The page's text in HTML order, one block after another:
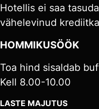
Hotellis ei saa
vähelevinud
HOMMIKUSÖÖK
Toa hind sisaldab
Kell 8.00-10.00
LASTE MAJUTUS